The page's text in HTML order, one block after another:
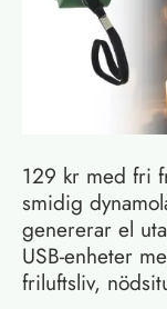
129 kr med fri
smidig
genererar el
USB-enheter
friluftsliv,